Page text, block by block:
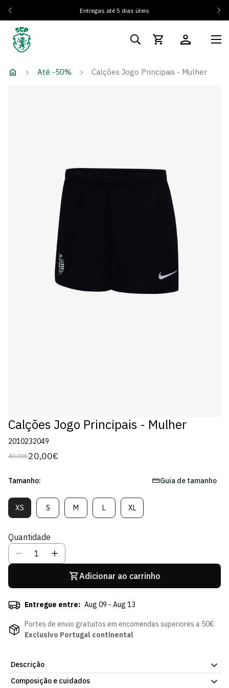
Entregas até 5 dias úteis
Até -50% Calções Jogo Principais - Mulher
Calções Jogo Principais - Mulher
2010232049
Preço
40,00€
Preço
venda
20,00€
Tamanho: Guia de tamanho
XSVariante
Esgotada
Indisponível
SVariante
Esgotada
Indisponível
MVariante
Esgotada
LVariante
Esgotada
XLVariante
Esgotada
Quantidade
Adicionar ao carrinho
Entregue entre: Aug 09 - Aug 13
Portes de envio gratuitos em encomendas superiores a 50€
Exclusivo Portugal continental
Descrição
Porque cada detalhe conta dentro de campo.
Os Calções de
Composição e cuidados